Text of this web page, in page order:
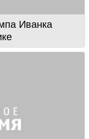
Иванка